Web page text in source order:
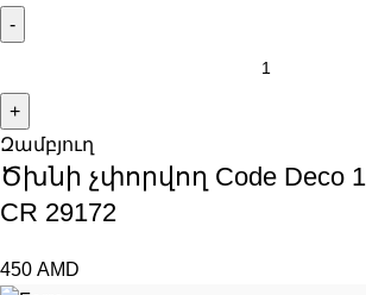
Զամբյուղ
Ծխնի չփորվող Code Deco
CR 29172
450 AMD